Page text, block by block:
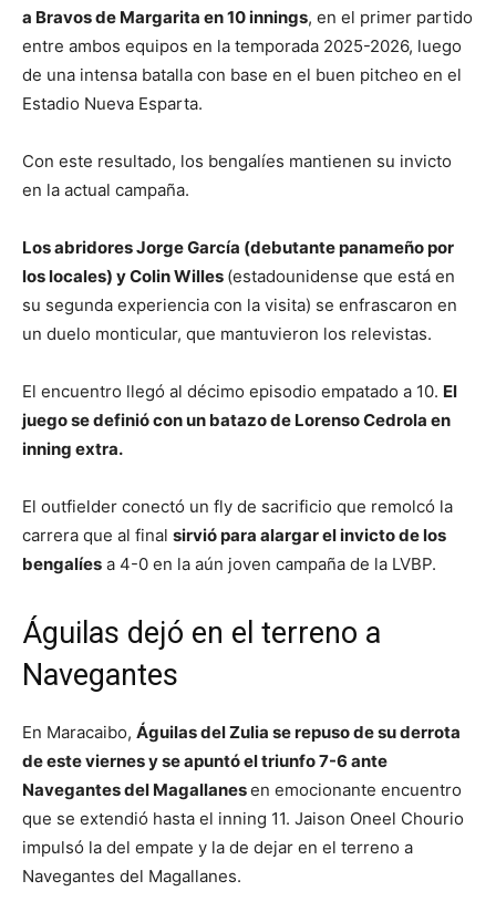
a Bravos de Margarita en 10 innings, en el primer partido
entre ambos equipos en la temporada 2025-2026, luego
de una intensa batalla con base en el buen pitcheo en el
Estadio Nueva Esparta.
Con este resultado, los bengalíes mantienen su invicto
en la actual campaña.
Los abridores Jorge García (debutante panameño por
los locales) y Colin Willes (estadounidense que está en
su segunda experiencia con la visita) se enfrascaron en
un duelo monticular, que mantuvieron los relevistas.
El encuentro llegó al décimo episodio empatado a 10. El
juego se definió con un batazo de Lorenso Cedrola en
inning extra.
El outfielder conectó un fly de sacrificio que remolcó la
carrera que al final sirvió para alargar el invicto de los
bengalíes a 4-0 en la aún joven campaña de la LVBP.
Águilas dejó en el terreno a
Navegantes
En Maracaibo, Águilas del Zulia se repuso de su derrota
de este viernes y se apuntó el triunfo 7-6 ante
Navegantes del Magallanesen emocionante encuentro
que se extendió hasta el inning 11. Jaison Oneel Chourio
impulsó la del empate y la de dejar en el terreno a
Navegantes del Magallanes.